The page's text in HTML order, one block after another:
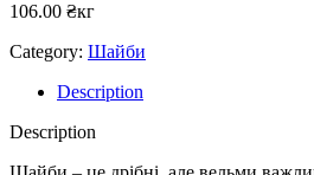
106.00 ₴кг
Category: Шайби
Description
Description